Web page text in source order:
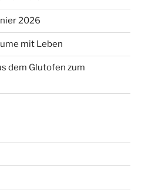
2026
mit Leben
dem Glutofen zum